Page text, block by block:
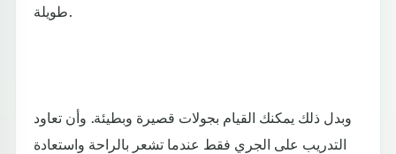
طويلة.
وبدل ذلك يمكنك القيام بجولات قصيرة وبطيئة. وأن تعاود
التدريب على الجري فقط عندما تشعر بالراحة واستعادة